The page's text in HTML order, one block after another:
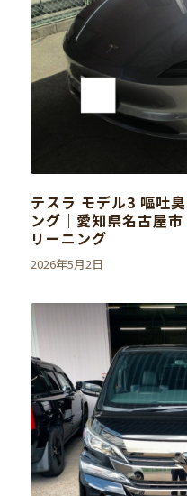
テスラ モデル3 嘔吐
ング｜愛知県名古屋
リーニング
2026年5月2日